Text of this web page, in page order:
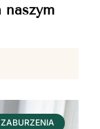
naszym
ZABURZENIA